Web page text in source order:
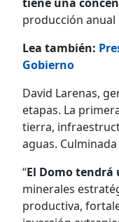
producción anual
Lea también:
Gobierno
David Larenas,
etapas. La
tierra,
aguas.
“El Domo
minerales
productiva,